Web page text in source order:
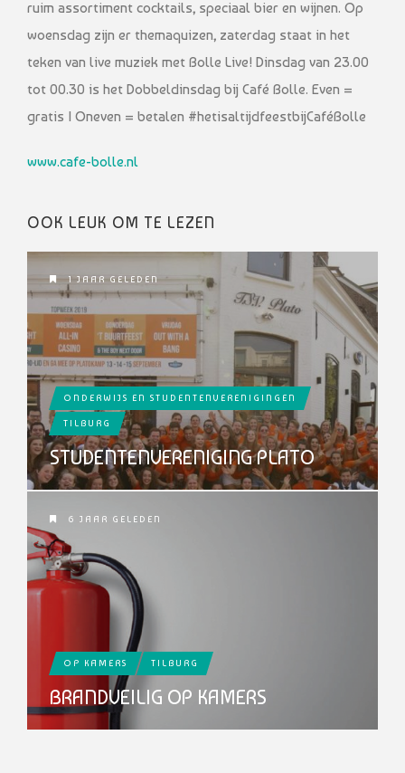
ruim assortiment cocktails, speciaal bier en wijnen. Op
woensdag zijn er themaquizen, zaterdag staat in het
teken van live muziek met Bolle Live! Dinsdag van 23.00
tot 00.30 is het Dobbeldinsdag bij Café Bolle. Even =
gratis | Oneven = betalen #hetisaltijdfeestbijCaféBolle
www.cafe-bolle.nl
OOK LEUK OM TE LEZEN
1 JAAR GELEDEN
ONDERWIJS EN STUDENTENVERENIGINGEN
TILBURG
STUDENTENVERENIGING PLATO
6 JAAR GELEDEN
OP KAMERS TILBURG
BRANDVEILIG OP KAMERS